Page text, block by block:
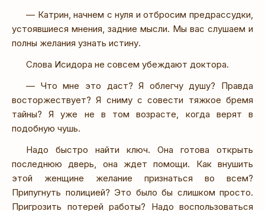
— Катрин, начнем с нуля и отбросим предрассудки,
устоявшиеся мнения, задние мысли. Мы вас слушаем и
полны желания узнать истину.
Слова Исидора не совсем убеждают доктора.
— Что мне это даст? Я облегчу душу? Правда
восторжествует? Я сниму с совести тяжкое бремя
тайны? Я уже не в том возрасте, когда верят в
подобную чушь.
Надо быстро найти ключ. Она готова открыть
последнюю дверь, она ждет помощи. Как внушить
этой женщине желание признаться во всем?
Припугнуть полицией? Это было бы слишком просто.
Пригрозить потерей работы? Надо воспользоваться